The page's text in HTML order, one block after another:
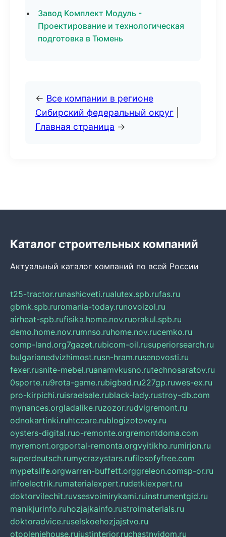
Завод Комплект Модуль -
Проектирование и технологическая
подготовка в Тюмень
← Все компании в регионе
Сибирский федеральный округ
Главная страница →
Каталог строительных компаний
Актуальный каталог компаний по всей России
t25-tractor.runashicveti.rualutex.spb.rufas.ru
gbmk.spb.ruromania-today.runovoizol.ru
airheat-spb.rufisika.home.nov.ruorakul.spb.ru
demo.home.nov.rumnso.ruhome.nov.rucemko.ru
comp-land.org7gazet.rubicom-oil.rusuperiorsearch.ru
bulgarianedvizhimost.rusn-hram.rusenovosti.ru
fexer.rusnite-mebel.ruanamvkusno.rutechnosaratov.ru
0sporte.ru9rota-game.rubigbad.ru227gp.ruwes-ex.ru
pro-kirpichi.ruisraelsale.rublack-lady.rustroy-db.com
mynances.orgladalike.ruzozor.rudvigremont.ru
odnokartinki.ruhtccare.rublogizotovoy.ru
oysters-digital.ruo-remonte.orgremontdoma.com
myremont.orgportal-remonta.orgvyitikho.rumirjon.ru
superdeutsch.rumycrazystars.rufilosofyfree.com
mypetslife.orgwarren-buffett.orggreleon.comsp-or.ru
infoelectrik.rumaterialexpert.rudetkiexpert.ru
doktorvilechit.ruvsesvoimirykami.ruinstrumentgid.ru
manikjurinfo.ruhozjajkainfo.rustroimaterials.ru
doktoradvice.ruselskoehozjajstvo.ru
otopleniehouse.rujustinterior.ruchastnyjdom.ru